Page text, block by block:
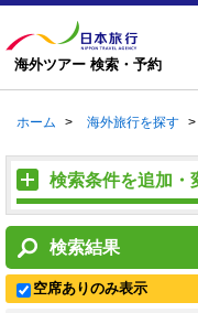
海外ツアー 検索・予約
ホーム > 海外旅行を探す >
検索条件を追加・
検索結果
空席ありのみ表示